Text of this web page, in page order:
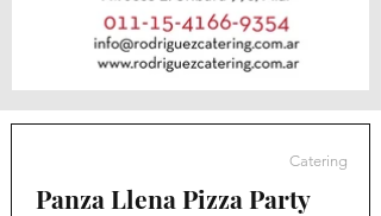
Catering
Panza Llena Pizza Party